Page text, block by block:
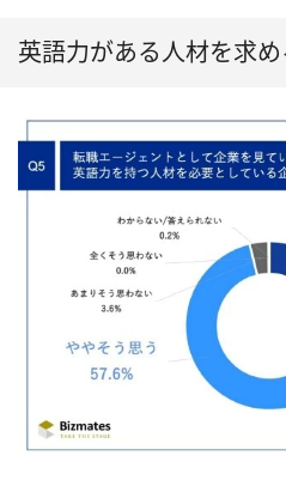
英語力がある人材を求